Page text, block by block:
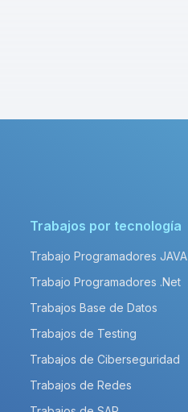
Trabajos por tecnología
Trabajo Programadores JAVA
Trabajo Programadores .Net
Trabajos Base de Datos
Trabajos de Testing
Trabajos de Ciberseguridad
Trabajos de Redes